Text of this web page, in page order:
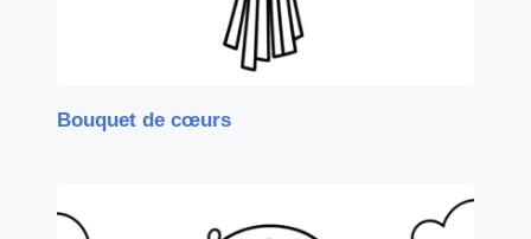
Bouquet de cœurs